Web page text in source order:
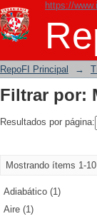
https://
Filtrar por:
RepoFI Principal →
Filtrar por:
Resultados por página:
Mostrando ítems 1-
Adiabático (1)
Aire (1)